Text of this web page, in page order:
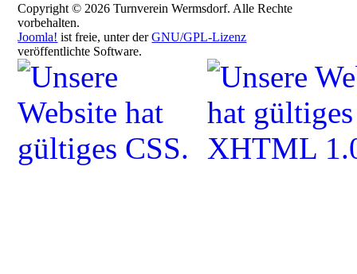
Copyright © 2026 Turnverein Wermsdorf. Alle Rechte
vorbehalten.
Joomla! ist freie, unter derGNU/GPL-Lizenz
veröffentlichte Software.